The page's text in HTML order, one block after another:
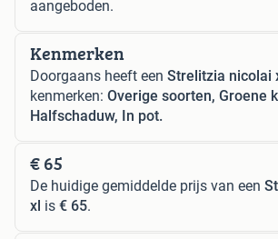
aangeboden.
Kenmerken
Doorgaans heeft een Strelitzia nicolai
kenmerken: Overige soorten, Groene
Halfschaduw, In pot.
€ 65
De huidige gemiddelde prijs van een
xl is € 65.